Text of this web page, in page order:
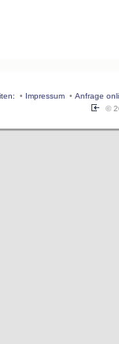
• Impressum• Anfrage
©